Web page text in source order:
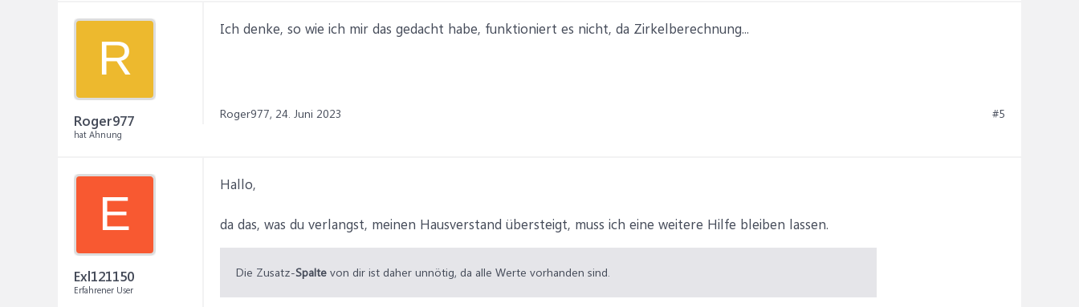
R
Roger977
hat Ahnung
Ich denke, so wie ich mir das gedacht habe, funktioniert es nicht, da Zirkelberechnung...
Roger977, 24. Juni 2023 #5
E
Exl121150
Erfahrener User
Hallo,
da das, was du verlangst, meinen Hausverstand übersteigt, muss ich eine weitere Hilfe bleiben lassen.
Die Zusatz-Spalte von dir ist daher unnötig, da alle Werte vorhanden sind.